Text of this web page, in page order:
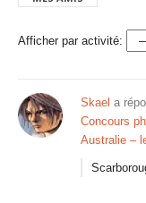
Afficher par activité:
Skael a
Concours
Australie –